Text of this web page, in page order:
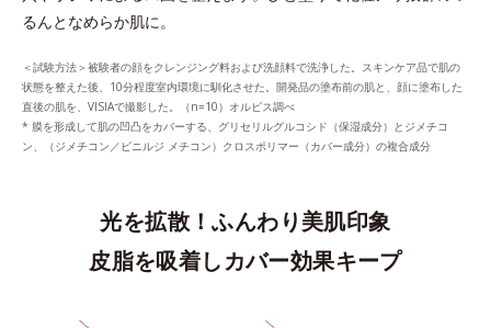
るんとなめらか肌に。
＜試験方法＞被験者の顔をクレンジング料および洗顔料で洗浄した。スキンケア品で肌の
状態を整えた後、10分程度室内環境に馴化させた。開発品の塗布前の肌と、顔に塗布した
直後の肌を、VISIAで撮影した。（n=10）オルビス調べ
* 膜を形成して肌の凹凸をカバーする、グリセリルグルコシド（保湿成分）とジメチコ
ン、（ジメチコン／ビニルジ メチコン）クロスポリマー（カバー成分）の複合成分
光を拡散！ふんわり美肌印象
皮脂を吸着しカバー効果キープ